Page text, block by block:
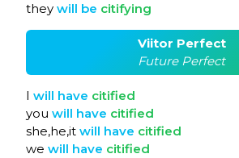
they will be citifying
Viitor Perfect
Future Perfect
I will have citified
you will have citified
she,he,it will have citified
we will have citified